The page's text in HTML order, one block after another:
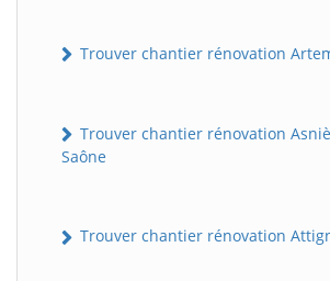
Trouver chantier rénovation
Trouver chantier rénovation
Saône
Trouver chantier rénovation